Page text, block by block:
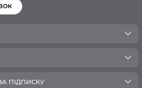
ПІДПИСКУ